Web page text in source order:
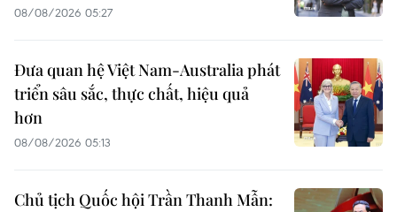
08/08/2026 05:27
Đưa quan hệ Việt Nam-Australia phát
triển sâu sắc, thực chất, hiệu quả
hơn
08/08/2026 05:13
Chủ tịch Quốc hội Trần Thanh Mẫn: